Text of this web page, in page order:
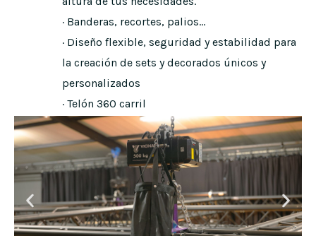
· Banderas, recortes, palios…
· Diseño flexible, seguridad y estabilidad para
la creación de sets y decorados únicos y
personalizados
· Telón 360 carril